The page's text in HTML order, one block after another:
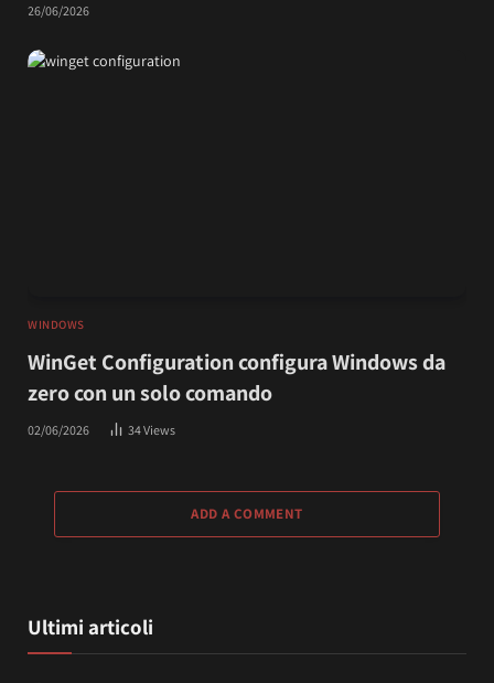
26/06/2026
WINDOWS
WinGet Configuration configura Windows da
zero con un solo comando
02/06/2026 34Views
ADD A COMMENT
Ultimi articoli